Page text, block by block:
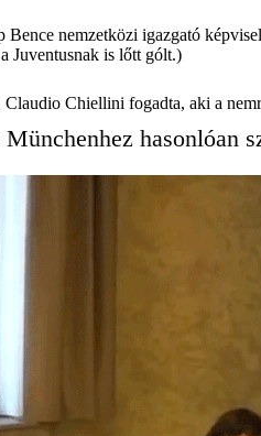
nemzetközi igazgató
Juventusnak is lőtt gólt.)
Chiellini fogadta, aki a
hasonlóan